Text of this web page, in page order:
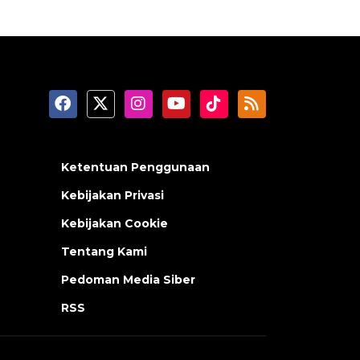
Ketentuan Penggunaan
Kebijakan Privasi
Kebijakan Cookie
Tentang Kami
Pedoman Media Siber
RSS